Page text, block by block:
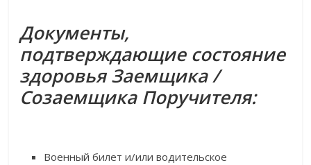
Документы,
подтверждающие состояние
здоровья Заемщика /
Созаемщика Поручителя:
Военный билет и/или водительское